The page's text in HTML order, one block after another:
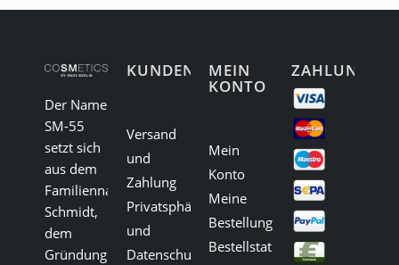
Der Name
SM-55
setzt sich
aus dem
Familiennamen
Schmidt,
dem
Gründungsort
KUNDENSERVICE
Versand
und
Zahlung
Privatsphäre
und
Datenschutz
MEIN
KONTO
Mein
Konto
Meine
Bestellungen
Bestellstatus
ZAHLUNG